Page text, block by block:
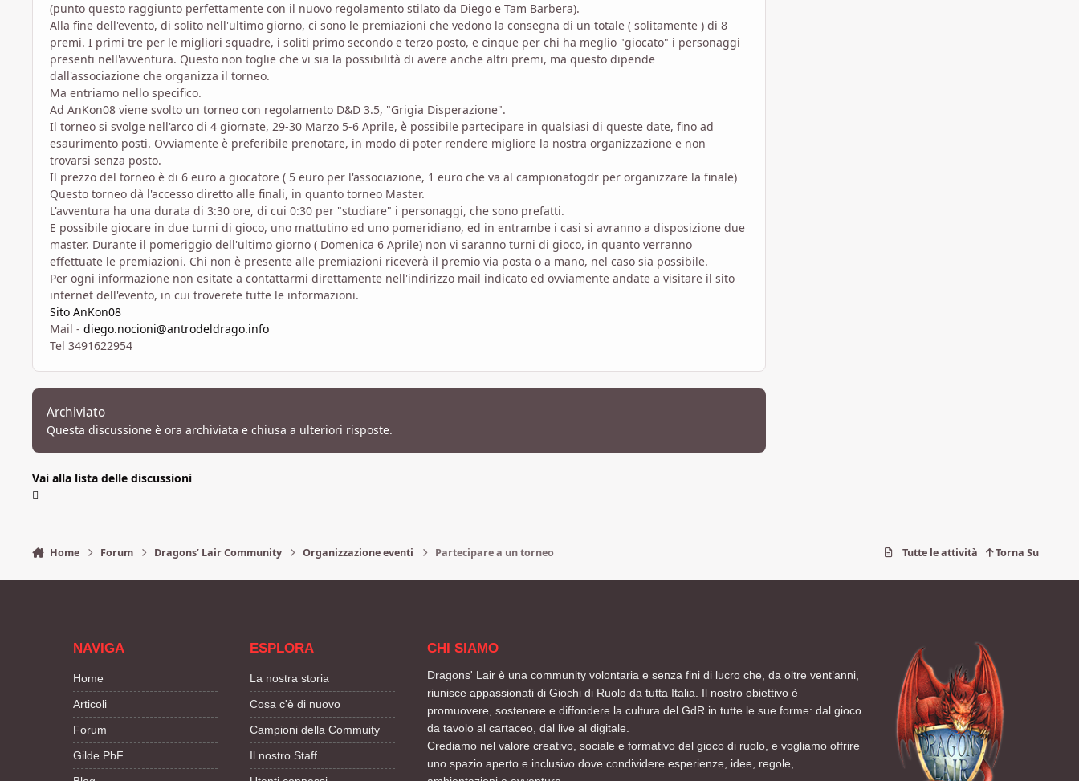
(punto questo raggiunto perfettamente con il nuovo regolamento stilato da Diego e Tam Barbera).
Alla fine dell'evento, di solito nell'ultimo giorno, ci sono le premiazioni che vedono la consegna di un totale ( solitamente ) di 8
premi. I primi tre per le migliori squadre, i soliti primo secondo e terzo posto, e cinque per chi ha meglio "giocato" i personaggi
presenti nell'avventura. Questo non toglie che vi sia la possibilità di avere anche altri premi, ma questo dipende
dall'associazione che organizza il torneo.
Ma entriamo nello specifico.
Ad AnKon08 viene svolto un torneo con regolamento D&D 3.5, "Grigia Disperazione".
Il torneo si svolge nell'arco di 4 giornate, 29-30 Marzo 5-6 Aprile, è possibile partecipare in qualsiasi di queste date, fino ad
esaurimento posti. Ovviamente è preferibile prenotare, in modo di poter rendere migliore la nostra organizzazione e non
trovarsi senza posto.
Il prezzo del torneo è di 6 euro a giocatore ( 5 euro per l'associazione, 1 euro che va al campionatogdr per organizzare la finale)
Questo torneo dà l'accesso diretto alle finali, in quanto torneo Master.
L'avventura ha una durata di 3:30 ore, di cui 0:30 per "studiare" i personaggi, che sono prefatti.
E possibile giocare in due turni di gioco, uno mattutino ed uno pomeridiano, ed in entrambe i casi si avranno a disposizione due
master. Durante il pomeriggio dell'ultimo giorno ( Domenica 6 Aprile) non vi saranno turni di gioco, in quanto verranno
effettuate le premiazioni. Chi non è presente alle premiazioni riceverà il premio via posta o a mano, nel caso sia possibile.
Per ogni informazione non esitate a contattarmi direttamente nell'indirizzo mail indicato ed ovviamente andate a visitare il sito
internet dell'evento, in cui troverete tutte le informazioni.
Sito AnKon08
Mail - diego.nocioni@antrodeldrago.info
Tel 3491622954
Archiviato
Questa discussione è ora archiviata e chiusa a ulteriori risposte.
Vai alla lista delle discussioni
Home Forum Dragons’ Lair Community Organizzazione eventi Partecipare a un torneo Tutte le attività Torna Su
NAVIGA
Home
Articoli
Forum
Gilde PbF
ESPLORA
La nostra storia
Cosa c'è di nuovo
Campioni della Commuity
Il nostro Staff
CHI SIAMO
Dragons' Lair è una community volontaria e senza fini di lucro che, da oltre vent’anni,
riunisce appassionati di Giochi di Ruolo da tutta Italia. Il nostro obiettivo è
promuovere, sostenere e diffondere la cultura del GdR in tutte le sue forme: dal gioco
da tavolo al cartaceo, dal live al digitale.
Crediamo nel valore creativo, sociale e formativo del gioco di ruolo, e vogliamo offrire
uno spazio aperto e inclusivo dove condividere esperienze, idee, regole,